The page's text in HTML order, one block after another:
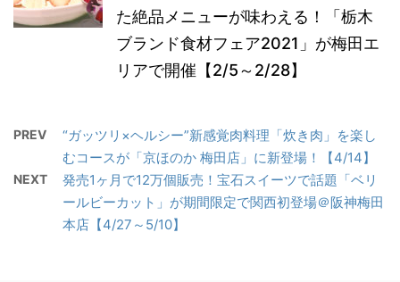
た絶品メニューが味わえる！「栃木
ブランド食材フェア2021」が梅田エ
リアで開催【2/5～2/28】
PREV
“ガッツリ×ヘルシー”新感覚肉料理「炊き肉」を楽し
むコースが「京ほのか 梅田店」に新登場！【4/14】
NEXT
発売1ヶ月で12万個販売！宝石スイーツで話題「ベリ
ールビーカット」が期間限定で関西初登場＠阪神梅田
本店【4/27～5/10】